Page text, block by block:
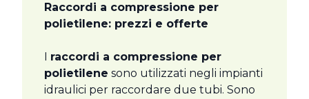
Raccordi a compressione per
polietilene: prezzi e offerte
I raccordi a compressione per
polietilene sono utilizzati negli impianti
idraulici per raccordare due tubi. Sono